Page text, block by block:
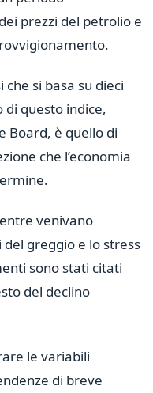
prezzi del petrolio e
si basa su dieci
di questo indice,
Board, è quello di
che l’economia
venivano
greggio e lo stress
sono stati citati
del declino
le variabili
di breve